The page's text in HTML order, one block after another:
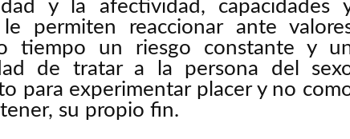
y la afectividad, capacidades
permiten reaccionar ante
tiempo un riesgo constante y
de tratar a la persona del
para experimentar placer y no
su propio fin.